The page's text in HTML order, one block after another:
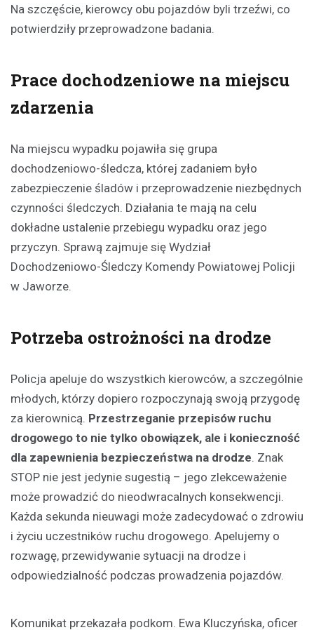
Na szczęście, kierowcy obu pojazdów byli trzeźwi, co
potwierdziły przeprowadzone badania.
Prace dochodzeniowe na miejscu
zdarzenia
Na miejscu wypadku pojawiła się grupa
dochodzeniowo-śledcza, której zadaniem było
zabezpieczenie śladów i przeprowadzenie niezbędnych
czynności śledczych. Działania te mają na celu
dokładne ustalenie przebiegu wypadku oraz jego
przyczyn. Sprawą zajmuje się Wydział
Dochodzeniowo-Śledczy Komendy Powiatowej Policji
w Jaworze.
Potrzeba ostrożności na drodze
Policja apeluje do wszystkich kierowców, a szczególnie
młodych, którzy dopiero rozpoczynają swoją przygodę
za kierownicą. Przestrzeganie przepisów ruchu
drogowego to nie tylko obowiązek, ale i konieczność
dla zapewnienia bezpieczeństwa na drodze. Znak
STOP nie jest jedynie sugestią – jego zlekceważenie
może prowadzić do nieodwracalnych konsekwencji.
Każda sekunda nieuwagi może zadecydować o zdrowiu
i życiu uczestników ruchu drogowego. Apelujemy o
rozwagę, przewidywanie sytuacji na drodze i
odpowiedzialność podczas prowadzenia pojazdów.
Komunikat przekazała podkom. Ewa Kluczyńska, oficer